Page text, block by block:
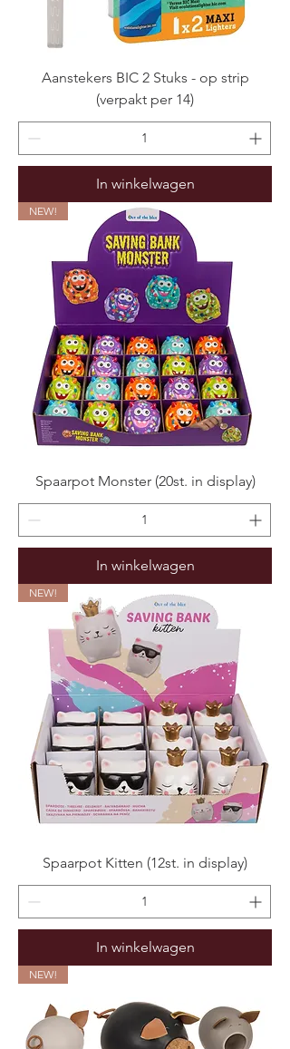
Aanstekers BIC 2 Stuks - op strip
(verpakt per 14)
In winkelwagen
NEW!
Spaarpot Monster (20st. in display)
In winkelwagen
NEW!
Spaarpot Kitten (12st. in display)
In winkelwagen
NEW!